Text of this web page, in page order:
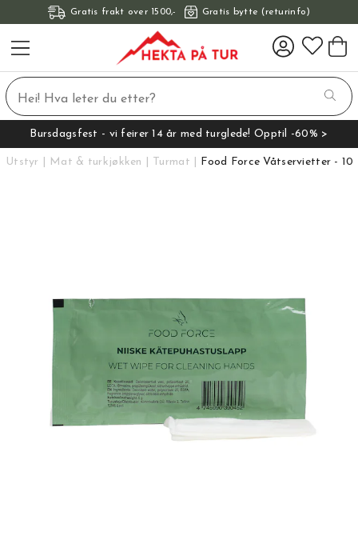
Gratis frakt over 1500,- Gratis bytte (returinfo)
Bursdagsfest - vi feirer 14 år med turglede! Opptil -60% >
Utstyr Mat & turkjøkken Turmat Food Force Våtservietter -